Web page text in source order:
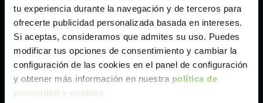
tu experiencia durante la navegación y de terceros para
ofrecerte publicidad personalizada basada en intereses.
Si aceptas, consideramos que admites su uso. Puedes
modificar tus opciones de consentimiento y cambiar la
configuración de las cookies en el panel de configuración
y obtener más información en nuestra política de
privacidad y cookies.
Valencia
Zaragoza
Ver Evo EVO 5 de segunda mano y ocasión